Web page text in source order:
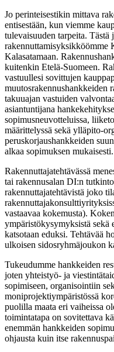
Jo perinteisestikin mittava
entisestään, kun viemme
tulevaisuuden tarpeita. Tästä
rakennuttamisyksikköömme
Kalasatamaan.
kuitenkin Etelä-Suomeen.
vastuullesi sovittujen
muutosrakennushankkeiden
takuuajan vastuiden
asiantuntijana
sopimusneuvotteluissa,
määrittelyssä sekä ylläpito-
peruskorjaushankkeiden
alkaa sopimuksen mukaisesti.
Rakennuttajatehtävässä
tai rakennusalan DI:n
rakennuttajatehtävistä joko
vastaavaa kokemusta).
ympäristökysymyksistä sekä
katsotaan eduksi. Tehtävää
ulkoisen sidosryhmäjoukon
Tukeudumme hankkeiden
joten yhteistyö- ja
sopimiseen, organisointiin
moniprojektiympäristössä
puolilla maata eri vaiheissa
toimintatapa on sovitettava
enemmän hankkeiden
ohjausta kuin itse